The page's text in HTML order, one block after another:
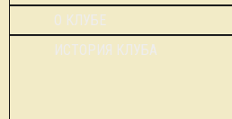
О КЛУБЕ
ИСТОРИЯ КЛУБА